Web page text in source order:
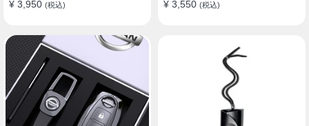
¥ 3,950 (税込) ¥ 3,550 (税込)